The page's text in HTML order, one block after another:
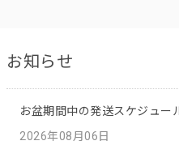
お知らせ
お盆期間中の発送スケジュー
2026年08月06日